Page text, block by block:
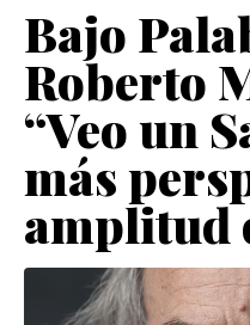
Bajo
Roberto
“Veo un
más
amplitud